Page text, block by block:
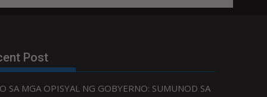
Post
SA MGA OPISYAL NG GOBYERNO: SUMUNOD SA